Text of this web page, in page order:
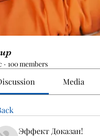
· 100 members
Media
Эффект Доказан!